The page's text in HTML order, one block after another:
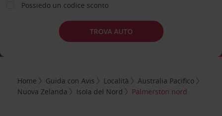
Possiedo un codice sconto
TROVA AUTO
Home Guida con Avis Località
Australia Pacifico
Nuova Zelanda
Isola del Nord Palmerston nord